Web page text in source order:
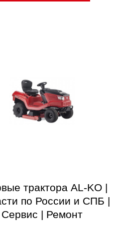
трактора AL-KO |
по России и СПБ |
Сервис | Ремонт